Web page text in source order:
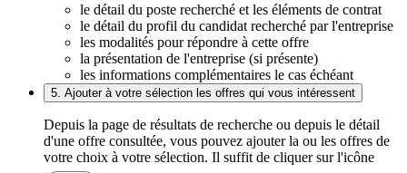
le détail du poste recherché et les éléments de contrat
le détail du profil du candidat recherché par l'entreprise
les modalités pour répondre à cette offre
la présentation de l'entreprise (si présente)
les informations complémentaires le cas échéant
5. Ajouter à votre sélection les offres qui vous intéressent
Depuis la page de résultats de recherche ou depuis le détail
d'une offre consultée, vous pouvez ajouter la ou les offres de
votre choix à votre sélection. Il suffit de cliquer sur l'icône